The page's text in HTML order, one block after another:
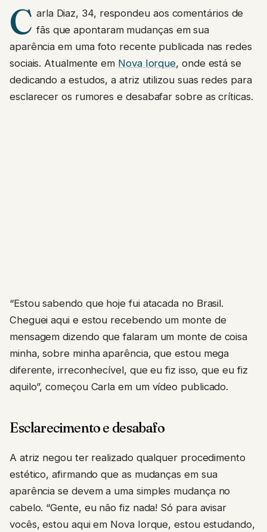
C arla Diaz, 34, respondeu aos comentários de
fãs que apontaram mudanças em sua
aparência em uma foto recente publicada nas redes
sociais. Atualmente em Nova Iorque, onde está se
dedicando a estudos, a atriz utilizou suas redes para
esclarecer os rumores e desabafar sobre as críticas.
“Estou sabendo que hoje fui atacada no Brasil.
Cheguei aqui e estou recebendo um monte de
mensagem dizendo que falaram um monte de coisa
minha, sobre minha aparência, que estou mega
diferente, irreconhecível, que eu fiz isso, que eu fiz
aquilo”, começou Carla em um vídeo publicado.
Esclarecimento e desabafo
A atriz negou ter realizado qualquer procedimento
estético, afirmando que as mudanças em sua
aparência se devem a uma simples mudança no
cabelo. “Gente, eu não fiz nada! Só para avisar
vocês, estou aqui em Nova Iorque, estou estudando,